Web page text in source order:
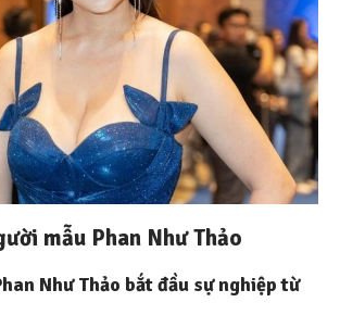
mẫu Phan Như Thảo
Như Thảo bắt đầu sự nghiệp từ